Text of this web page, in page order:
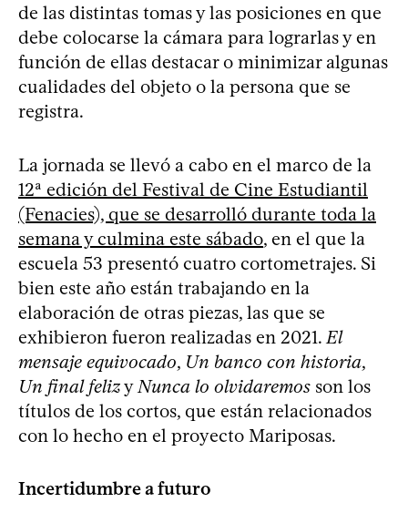
de las distintas tomas y las posiciones en que
debe colocarse la cámara para lograrlas y en
función de ellas destacar o minimizar algunas
cualidades del objeto o la persona que se
registra.
La jornada se llevó a cabo en el marco de la
12ª edición del Festival de Cine Estudiantil
(Fenacies), que se desarrolló durante toda la
semana y culmina este sábado, en el que la
escuela 53 presentó cuatro cortometrajes. Si
bien este año están trabajando en la
elaboración de otras piezas, las que se
exhibieron fueron realizadas en 2021. El
mensaje equivocado, Un banco con historia,
Un final felizy Nunca lo olvidaremos son los
títulos de los cortos, que están relacionados
con lo hecho en el proyecto Mariposas.
Incertidumbre a futuro